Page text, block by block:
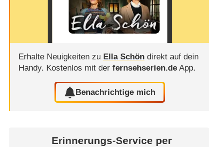
Erhalte Neuigkeiten zu Ella Schöndirekt auf dein
Handy. Kostenlos mit der fernsehserien.deApp.
Benachrichtige mich
Erinnerungs-Service per